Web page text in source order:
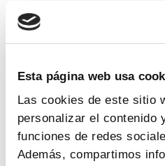
Esta página web usa
Las cookies de este sitio
personalizar el contenido
funciones de redes
Además, compartimos
estratégicos
para garantizar
innovación y producción de
El objetivo de las compañías
maximizar las
que el sector siga siendo un
desarrollo de sistemas